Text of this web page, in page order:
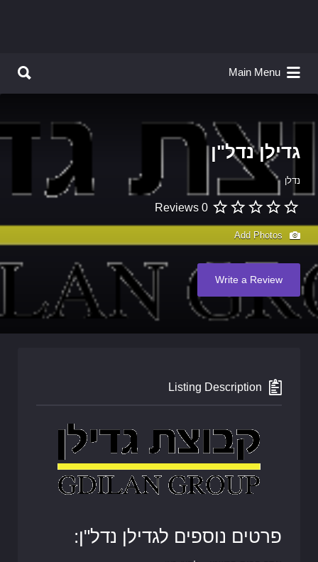
Main Menu
גדילן נדל"ן
נדלן
0 Reviews
Write a Review
Listing Description
פרטים נוספים לגדילן נדל"ן: